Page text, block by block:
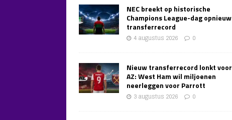
NEC breekt op historische
Champions League-dag opnieuw
transferrecord
4 augustus 2026 0
Nieuw transferrecord lonkt voor
AZ: West Ham wil miljoenen
neerleggen voor Parrott
3 augustus 2026 0